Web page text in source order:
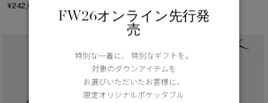
¥242,000（tax in）
¥209,000（tax in）
FW26オンライン先行発
売
特別な一着に、 特別なギフトを。
対象のダウンアイテムを
お選びいただいたお客様に、
限定オリジナルポケッタブル